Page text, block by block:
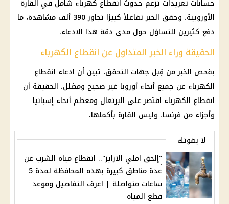
حسابات تغريدات تزعم حدوث انقطاع كهرباء شامل في القارة
الأوروبية. وحقق الخبر تفاعلاً كبيرًا تجاوز 390 ألف مشاهدة، ما
دفع كثيرين للتساؤل حول مدى دقة هذا الادعاء.
الحقيقة وراء الخبر المتداول عن انقطاع الكهرباء
بفحص الخبر من قِبل جهات التحقق، تبين أن ادعاء انقطاع
الكهرباء عن جميع أنحاء أوروبا غير صحيح ومضلل. الحقيقة أن
انقطاع الكهرباء اقتصر على البرتغال ومعظم أنحاء إسبانيا
وأجزاء من فرنسا، وليس القارة بأكملها.
لا يفوتك
"إلحق املي الازايز".. انقطاع مياه الشرب عن
عدة مناطق كبيرة بهذه المحافظة لمدة 5
ساعات متواصلة | اعرف التفاصيل وموعد
قطع المياه